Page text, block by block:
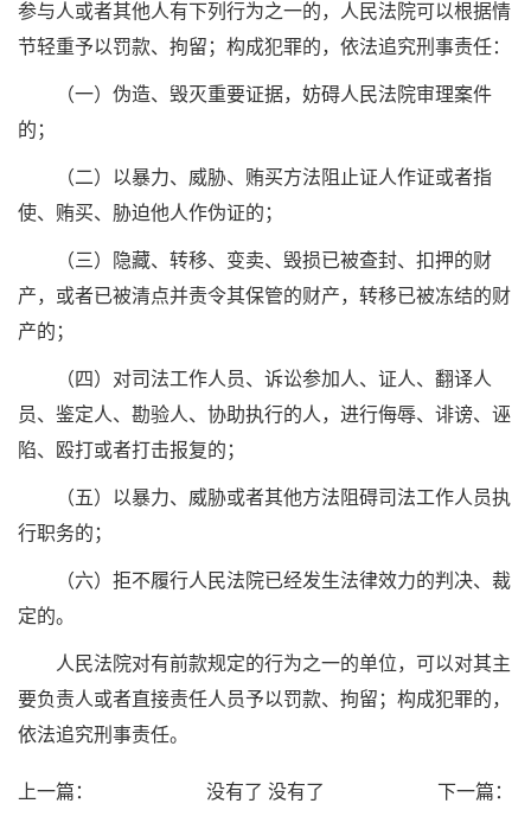
参与人或者其他人有下列行为之一的，人民法院可以根据情
节轻重予以罚款、拘留；构成犯罪的，依法追究刑事责任：
（一）伪造、毁灭重要证据，妨碍人民法院审理案件
的；
（二）以暴力、威胁、贿买方法阻止证人作证或者指
使、贿买、胁迫他人作伪证的；
（三）隐藏、转移、变卖、毁损已被查封、扣押的财
产，或者已被清点并责令其保管的财产，转移已被冻结的财
产的；
（四）对司法工作人员、诉讼参加人、证人、翻译人
员、鉴定人、勘验人、协助执行的人，进行侮辱、诽谤、诬
陷、殴打或者打击报复的；
（五）以暴力、威胁或者其他方法阻碍司法工作人员执
行职务的；
（六）拒不履行人民法院已经发生法律效力的判决、裁
定的。
人民法院对有前款规定的行为之一的单位，可以对其主
要负责人或者直接责任人员予以罚款、拘留；构成犯罪的，
依法追究刑事责任。
上一篇： 没有了 没有了 下一篇：